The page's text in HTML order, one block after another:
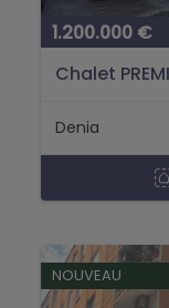
1.200.000 €
Chalet
Denia
NOUVEAU